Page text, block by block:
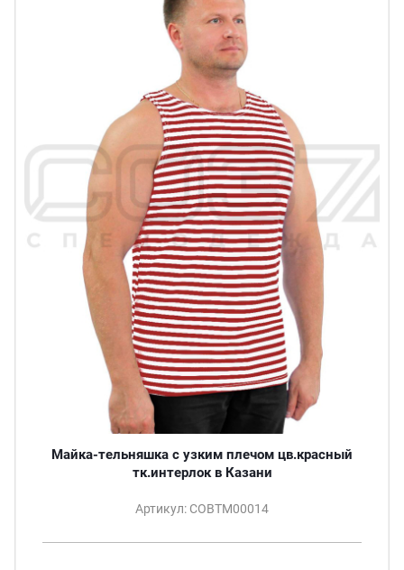
Майка-тельняшка с узким плечом цв.красный
тк.интерлок в Казани
Артикул: СОВТМ00014